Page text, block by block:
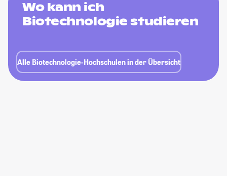
Wo kann ich
Biotechnologie studieren
Alle Biotechnologie-Hochschulen in der Übersicht